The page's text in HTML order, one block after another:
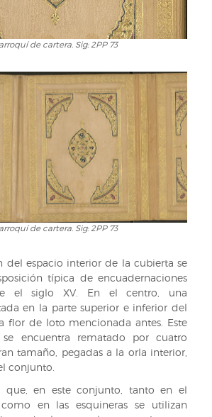
de cartera. Sig: 2PP 73
de cartera. Sig: 2PP 73
del espacio interior de la cubierta se
típica de encuadernaciones
el siglo XV. En el centro, una
en la parte superior e inferior del
flor de loto mencionada antes. Este
se encuentra rematado por cuatro
tamaño, pegadas a la orla interior,
conjunto.
que, en este conjunto, tanto en el
en las esquineras se utilizan